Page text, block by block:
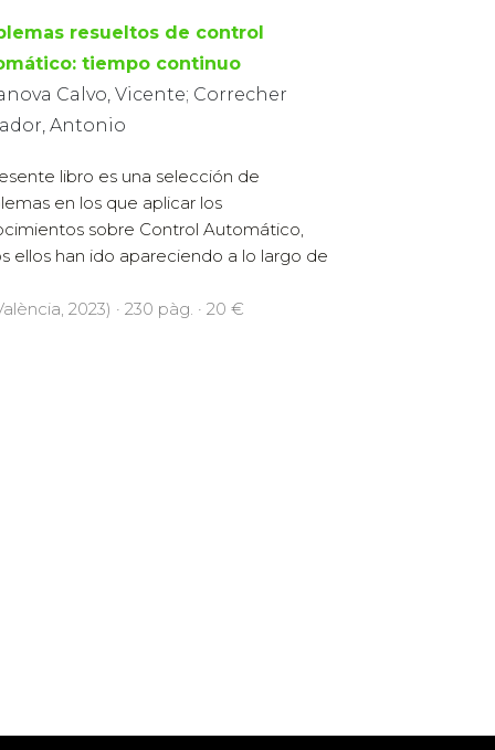
resueltos de control
tiempo continuo
Calvo, Vicente; Correcher
Antonio
libro es una selección de
en los que aplicar los
sobre Control Automático,
ellos han ido apareciendo a lo largo de
2023) · 230 pàg. · 20 €